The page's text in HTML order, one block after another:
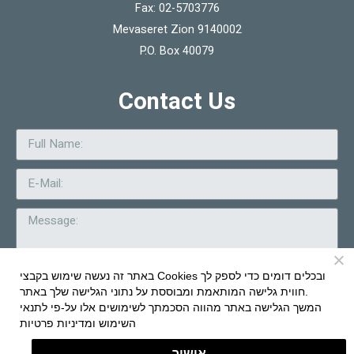
Fax: 02-5703776
Mevaseret Zion 9140002
P.O. Box 40079
Contact Us
Send
Brand Com & Design: HERZ|Daedalos
WordPressed byMaurice Hason
באתר זה נעשה שימוש בקבצי Cookies ובכלים דומים כדי לספק לך
המשך הגלישה באתר מהווה הסכמתך לשימושים אלו על-פי לתנאי
השימוש ומדיניות פרטיות